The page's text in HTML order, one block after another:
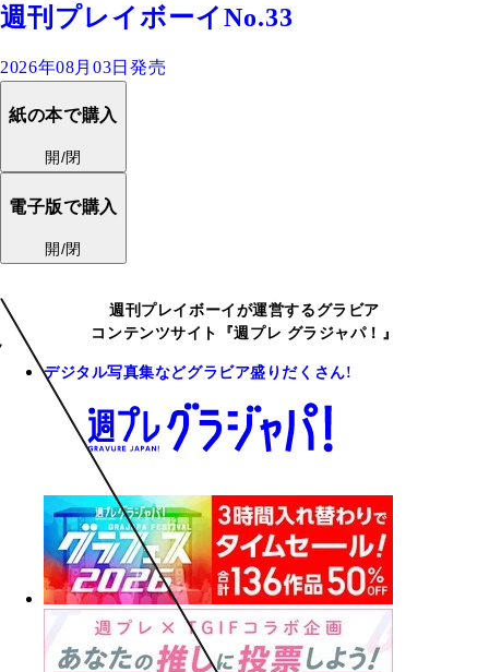
週刊プレイボーイNo.33
2026年08月03日発売
紙の本で購入
開/閉
電子版で購入
開/閉
週刊プレイボーイが運営するグラビア
コンテンツサイト『週プレ グラジャパ！』
デジタル写真集などグラビア盛りだくさん!